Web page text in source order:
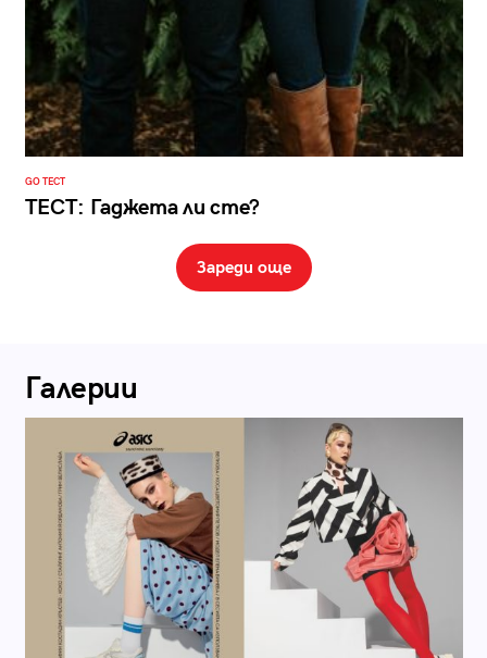
GO ТЕСТ
ТЕСТ: Гаджета ли сте?
Зареди още
Галерии